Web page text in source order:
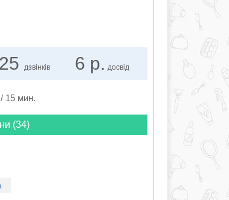
дзвінків 6 р. досвід
/ 15 мин.
(34)